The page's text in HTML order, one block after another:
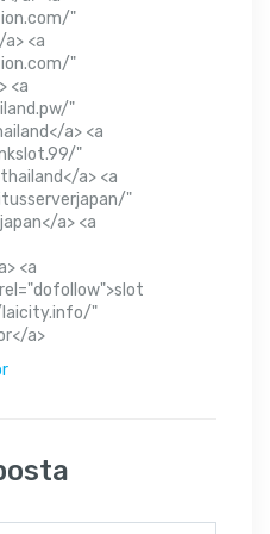
"
<a
"
<a
"
a> <a
"
a> <a
"
a> <a
<a
laicity.info/"
a>